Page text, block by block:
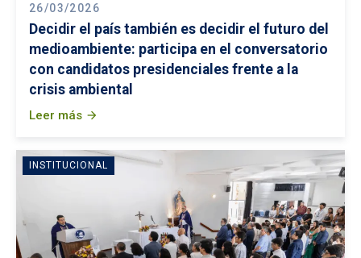
26/03/2026
Decidir el país también es decidir el futuro del
medioambiente: participa en el conversatorio
con candidatos presidenciales frente a la
crisis ambiental
Leer más arrow_forward
INSTITUCIONAL